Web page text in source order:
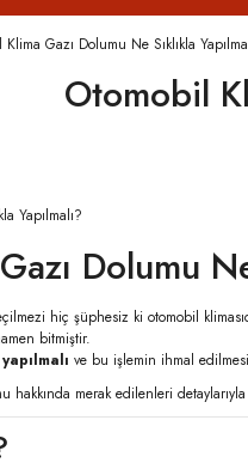
Gazı Dolumu Ne Sıklıkla
Otomobil
Dolumu
hiç şüphesiz ki otomobil
bitmiştir.
ve bu işlemin ihmal
hakkında merak edilenleri detaylarıyla